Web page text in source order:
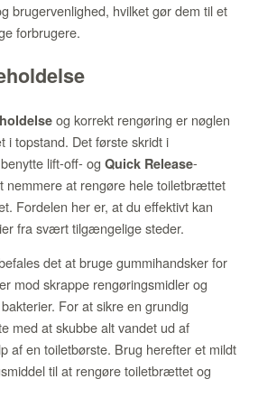
brugervenlighed, hvilket gør dem til et
forbrugere.
og korrekt rengøring er nøglen
i topstand. Det første skridt i
lift-off- og Quick Release-
nemmere at rengøre hele toiletbrættet
Fordelen her er, at du effektivt kan
fra svært tilgængelige steder.
det at bruge gummihandsker for
mod skrappe rengøringsmidler og
For at sikre en grundig
med at skubbe alt vandet ud af
af en toiletbørste. Brug herefter et mildt
til at rengøre toiletbrættet og